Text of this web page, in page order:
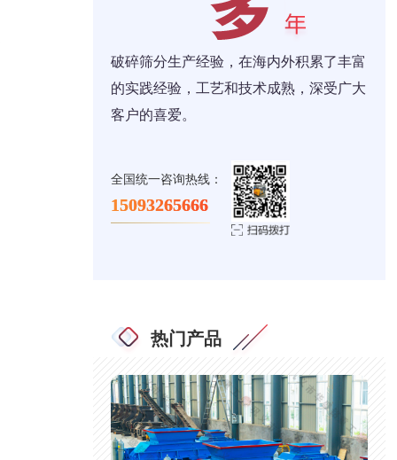
破碎筛分生产经验，在海内外积累了丰富
的实践经验，工艺和技术成熟，深受广大
客户的喜爱。
全国统一咨询热线：
15093265666
热门产品